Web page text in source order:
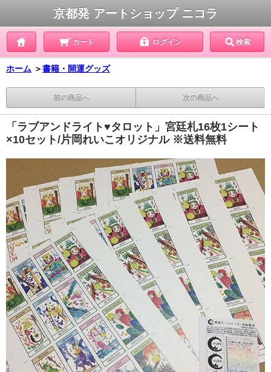
京都発 アートショップ ニコラ
カート ログイン 検索
ホーム ＞書籍・開運グッズ
前の商品へ 次の商品へ
「ラブアンドライト♥タロット」宮廷札16枚1シート
×10セット/片岡れいこオリジナル ※送料無料